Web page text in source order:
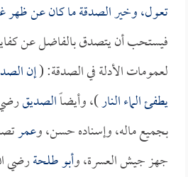
تعول، وخير الصدقة ما كان عن
فيستحب أن يتصدق بالفاضل عن
لعمومات الأدلة في الصدقة: (إن
يطفئ الماء النار)، وأيضاًالصديق
بجميع ماله، وإسناده حسن، وعمر
جهز جيش العسرة، وأبو طلحةرضي